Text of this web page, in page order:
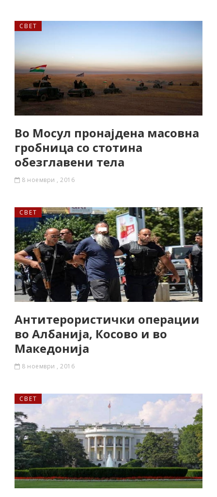
СВЕТ
Во Мосул пронајдена масовна
гробница со стотина
обезглавени тела
8 ноември , 2016
СВЕТ
Антитерористички операции
во Албанија, Косово и во
Македонија
8 ноември , 2016
СВЕТ